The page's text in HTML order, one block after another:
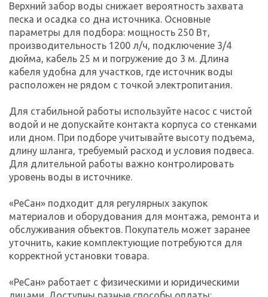
Верхний забор воды снижает вероятность захвата
песка и осадка со дна источника. Основные
параметры для подбора: мощность 250 Вт,
производительность 1200 л/ч, подключение 3/4
дюйма, кабель 25 м и погружение до 3 м. Длина
кабеля удобна для участков, где источник воды
расположен не рядом с точкой электропитания.
Для стабильной работы используйте насос с чистой
водой и не допускайте контакта корпуса со стенками
или дном. При подборе учитывайте высоту подъема,
длину шланга, требуемый расход и условия подвеса.
Для длительной работы важно контролировать
уровень воды в источнике.
«РеСан» подходит для регулярных закупок
материалов и оборудования для монтажа, ремонта и
обслуживания объектов. Покупатель может заранее
уточнить, какие комплектующие потребуются для
корректной установки товара.
«РеСан» работает с физическими и юридическими